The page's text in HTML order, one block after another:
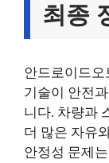
최종
안드로이드오
기술이 안전
니다. 차량과
더 많은 자유
안정성 문제